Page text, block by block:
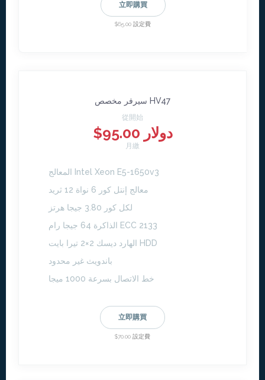
立即購買
$65.00 設定費
سيرفر مخصص HV47
從開始
$95.00 دولار
月繳
المعالج Intel Xeon E5-1650v3
معالج إنتل كور 6 نواة 12 ثريد
لكل كور 3.80 جيجا هرتز
الذاكرة 64 جيجا رام ECC 2133
الهارد ديسك 2×2 تيرا بايت HDD
باندويث غير محدود
خط الاتصال بسرعة 1000 ميجا
立即購買
$70.00 設定費